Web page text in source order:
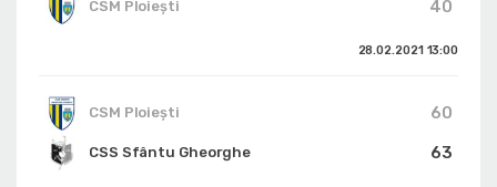
40
CSM Ploiești
28.02.2021 13:00
CSM Ploiești
60
63
CSS Sfântu Gheorghe